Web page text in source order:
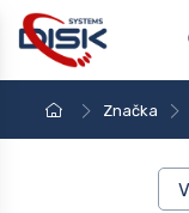
Značka